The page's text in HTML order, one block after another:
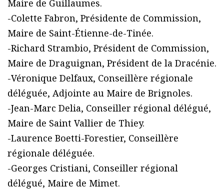
Maire de Guillaumes.
-Colette Fabron, Présidente de Commission,
Maire de Saint-Étienne-de-Tinée.
-Richard Strambio, Président de Commission,
Maire de Draguignan, Président de la Dracénie.
-Véronique Delfaux, Conseillère régionale
déléguée, Adjointe au Maire de Brignoles.
-Jean-Marc Delia, Conseiller régional délégué,
Maire de Saint Vallier de Thiey.
-Laurence Boetti-Forestier, Conseillère
régionale déléguée.
-Georges Cristiani, Conseiller régional
délégué, Maire de Mimet.